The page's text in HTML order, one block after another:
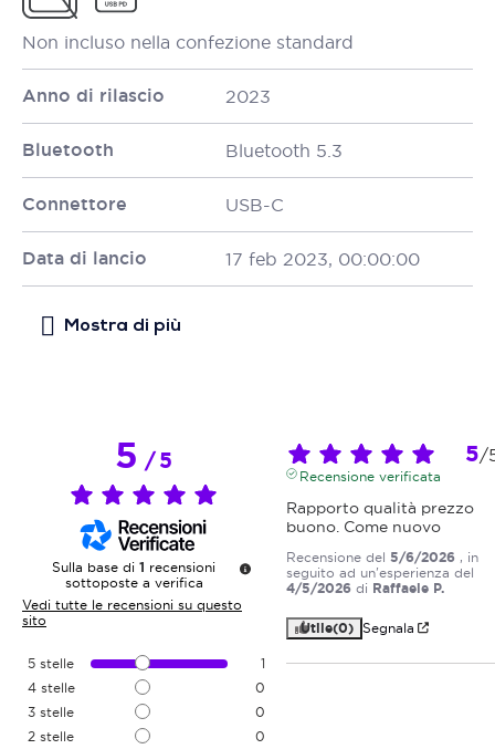
Non incluso nella confezione standard
Anno di rilascio 2023
Bluetooth Bluetooth 5.3
Connettore USB-C
Data di lancio 17 feb 2023, 00:00:00
5/5
Sulla base di 1 recensioni
sottoposte a verifica
Vedi tutte le recensioni su questo
sito
5 stelle
1
4 stelle
0
3 stelle
0
2 stelle
0
5/
Recensione verificata
Rapporto qualità prezzo
buono. Come nuovo
Recensione del 5/6/2026 , in
seguito ad un'esperienza del
4/5/2026 di Raffaele P.
Utile(0) Segnala